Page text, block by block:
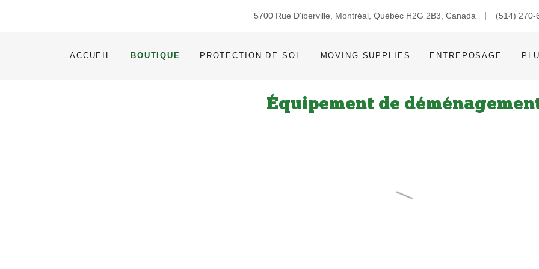
5700 Rue D'iberville, Montréal, Québec H2G 2B3, Canada (514) 270-
ACCUEIL BOUTIQUE PROTECTION DE SOL MOVING SUPPLIES ENTREPOSAGE
Équipement de